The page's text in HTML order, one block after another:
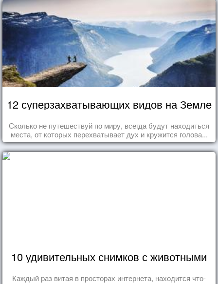
12 суперзахватывающих видов на Земле
Сколько не путешествуй по миру, всегда будут находиться
места, от которых перехватывает дух и кружится голова...
10 удивительных снимков с животными
Каждый раз витая в просторах интернета, находится что-